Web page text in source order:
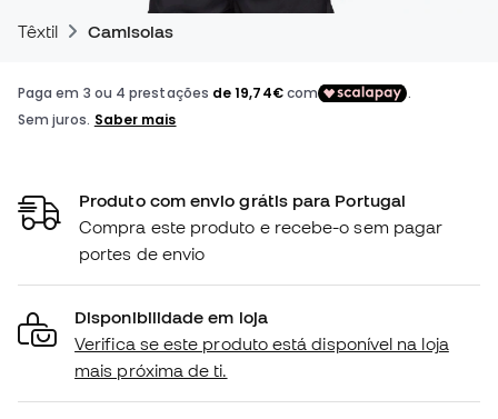
Têxtil Camisolas
Produto com envio grátis para Portugal
Compra este produto e recebe-o sem pagar
portes de envio
Disponibilidade em loja
Verifica se este produto está disponível na loja
mais próxima de ti.